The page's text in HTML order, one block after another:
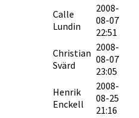
Calle
Lundin
2008-
08-07
22:51
Christian
Svärd
2008-
08-07
23:05
Henrik
Enckell
2008-
08-25
21:16